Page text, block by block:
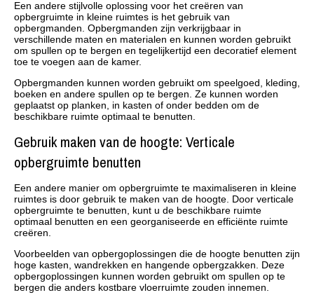
Een andere stijlvolle oplossing voor het creëren van
opbergruimte in kleine ruimtes is het gebruik van
opbergmanden. Opbergmanden zijn verkrijgbaar in
verschillende maten en materialen en kunnen worden gebruikt
om spullen op te bergen en tegelijkertijd een decoratief element
toe te voegen aan de kamer.
Opbergmanden kunnen worden gebruikt om speelgoed, kleding,
boeken en andere spullen op te bergen. Ze kunnen worden
geplaatst op planken, in kasten of onder bedden om de
beschikbare ruimte optimaal te benutten.
Gebruik maken van de hoogte: Verticale
opbergruimte benutten
Een andere manier om opbergruimte te maximaliseren in kleine
ruimtes is door gebruik te maken van de hoogte. Door verticale
opbergruimte te benutten, kunt u de beschikbare ruimte
optimaal benutten en een georganiseerde en efficiënte ruimte
creëren.
Voorbeelden van opbergoplossingen die de hoogte benutten zijn
hoge kasten, wandrekken en hangende opbergzakken. Deze
opbergoplossingen kunnen worden gebruikt om spullen op te
bergen die anders kostbare vloerruimte zouden innemen.